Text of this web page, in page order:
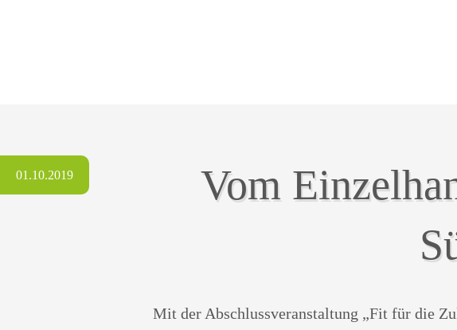
01.10.2019
Vom
Mit der Abschlussveranstaltung „Fit für die